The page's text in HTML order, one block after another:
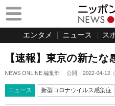
エンタメ ニュース ス
【速報】東京の新たな
NEWS ONLINE 編集部 公開： 2022-04-12 （
ニュース 新型コロナウイルス感染症